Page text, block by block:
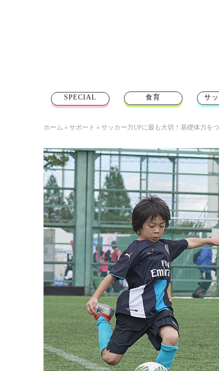
SPECIAL 食育 サ
ホーム » サポート » サッカー力UPに最も大切！基礎体力を